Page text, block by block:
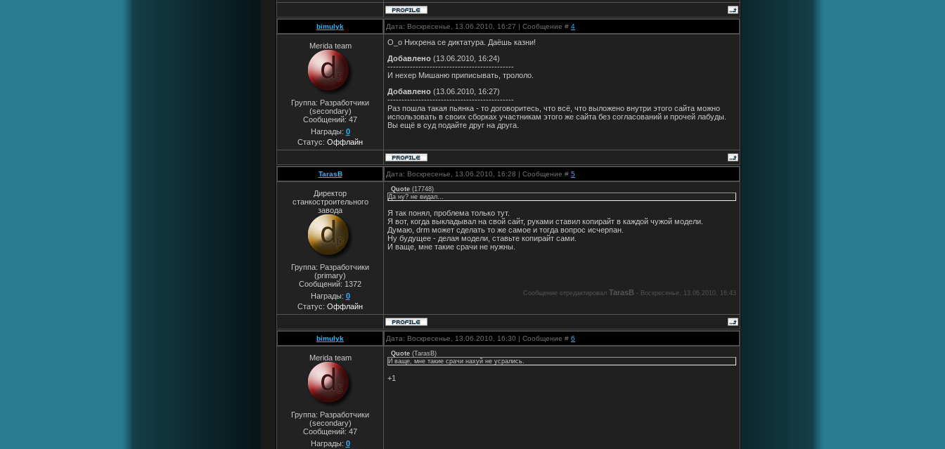
bimulyk Дата: Воскресенье, 13.06.2010, 16:27 | Сообщение # 4
Merida team
Группа: Разработчики
(secondary)
Сообщений: 47
Награды: 0
Статус: Оффлайн
О_о Нихрена се диктатура. Даёшь казни!
Добавлено (13.06.2010, 16:24)
---------------------------------------------
И нехер Мишаню приписывать, трололо.
Добавлено (13.06.2010, 16:27)
---------------------------------------------
Раз пошла такая пьянка - то договоритесь, что всё, что выложено внутри этого сайта можно
использовать в своих сборках участникам этого же сайта без согласований и прочей лабуды.
Вы ещё в суд подайте друг на друга.
TarasB Дата: Воскресенье, 13.06.2010, 16:28 | Сообщение # 5
Директор
станкостроительного
завода
Группа: Разработчики
(primary)
Сообщений: 1372
Награды: 0
Статус: Оффлайн
Quote (17748)
Да ну? не видал...
Я так понял, проблема только тут.
Я вот, когда выкладывал на свой сайт, руками ставил копирайт в каждой чужой модели.
Думаю, drm может сделать то же самое и тогда вопрос исчерпан.
Ну будущее - делая модели, ставьте копирайт сами.
И ваще, мне такие срачи не нужны.
Сообщение отредактировал TarasB - Воскресенье, 13.06.2010, 16:43
bimulyk Дата: Воскресенье, 13.06.2010, 16:30 | Сообщение # 6
Merida team
Группа: Разработчики
(secondary)
Сообщений: 47
Награды: 0
Quote (TarasB)
И ваще, мне такие срачи нахуй не усрались.
+1